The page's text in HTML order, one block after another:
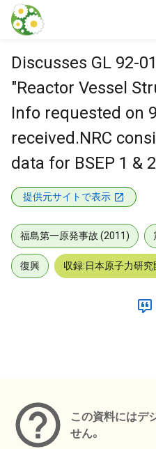
本文に飛ぶ
Discusses GL 92-
"Reactor Vessel
Info requested on
received.NRC
data for BSEP 1 &
提供元サイトで表示
福島第一原発事故 (2011)
復興 収録:日本原子力研
この資料にはデ
せん。